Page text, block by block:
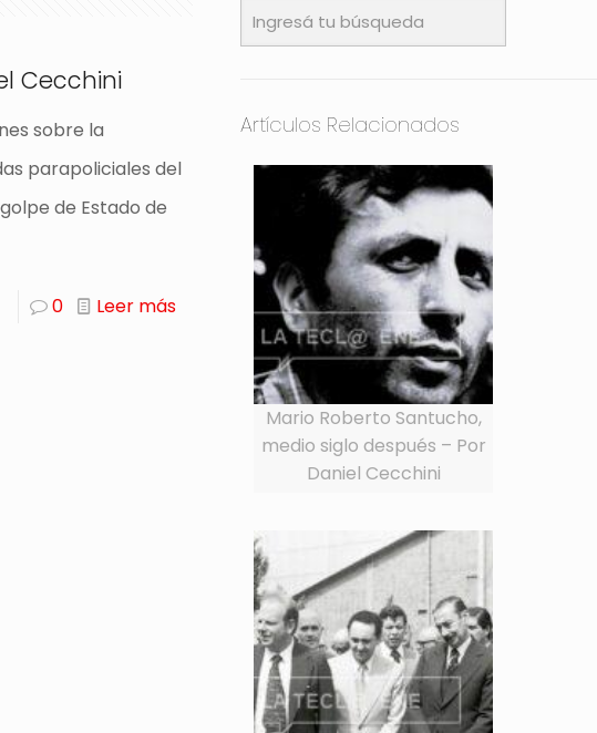
Cecchini
sobre la
parapoliciales del
de Estado de
0 Leer más
Artículos Relacionados
Mario Roberto Santucho,
medio siglo después – Por
Daniel Cecchini